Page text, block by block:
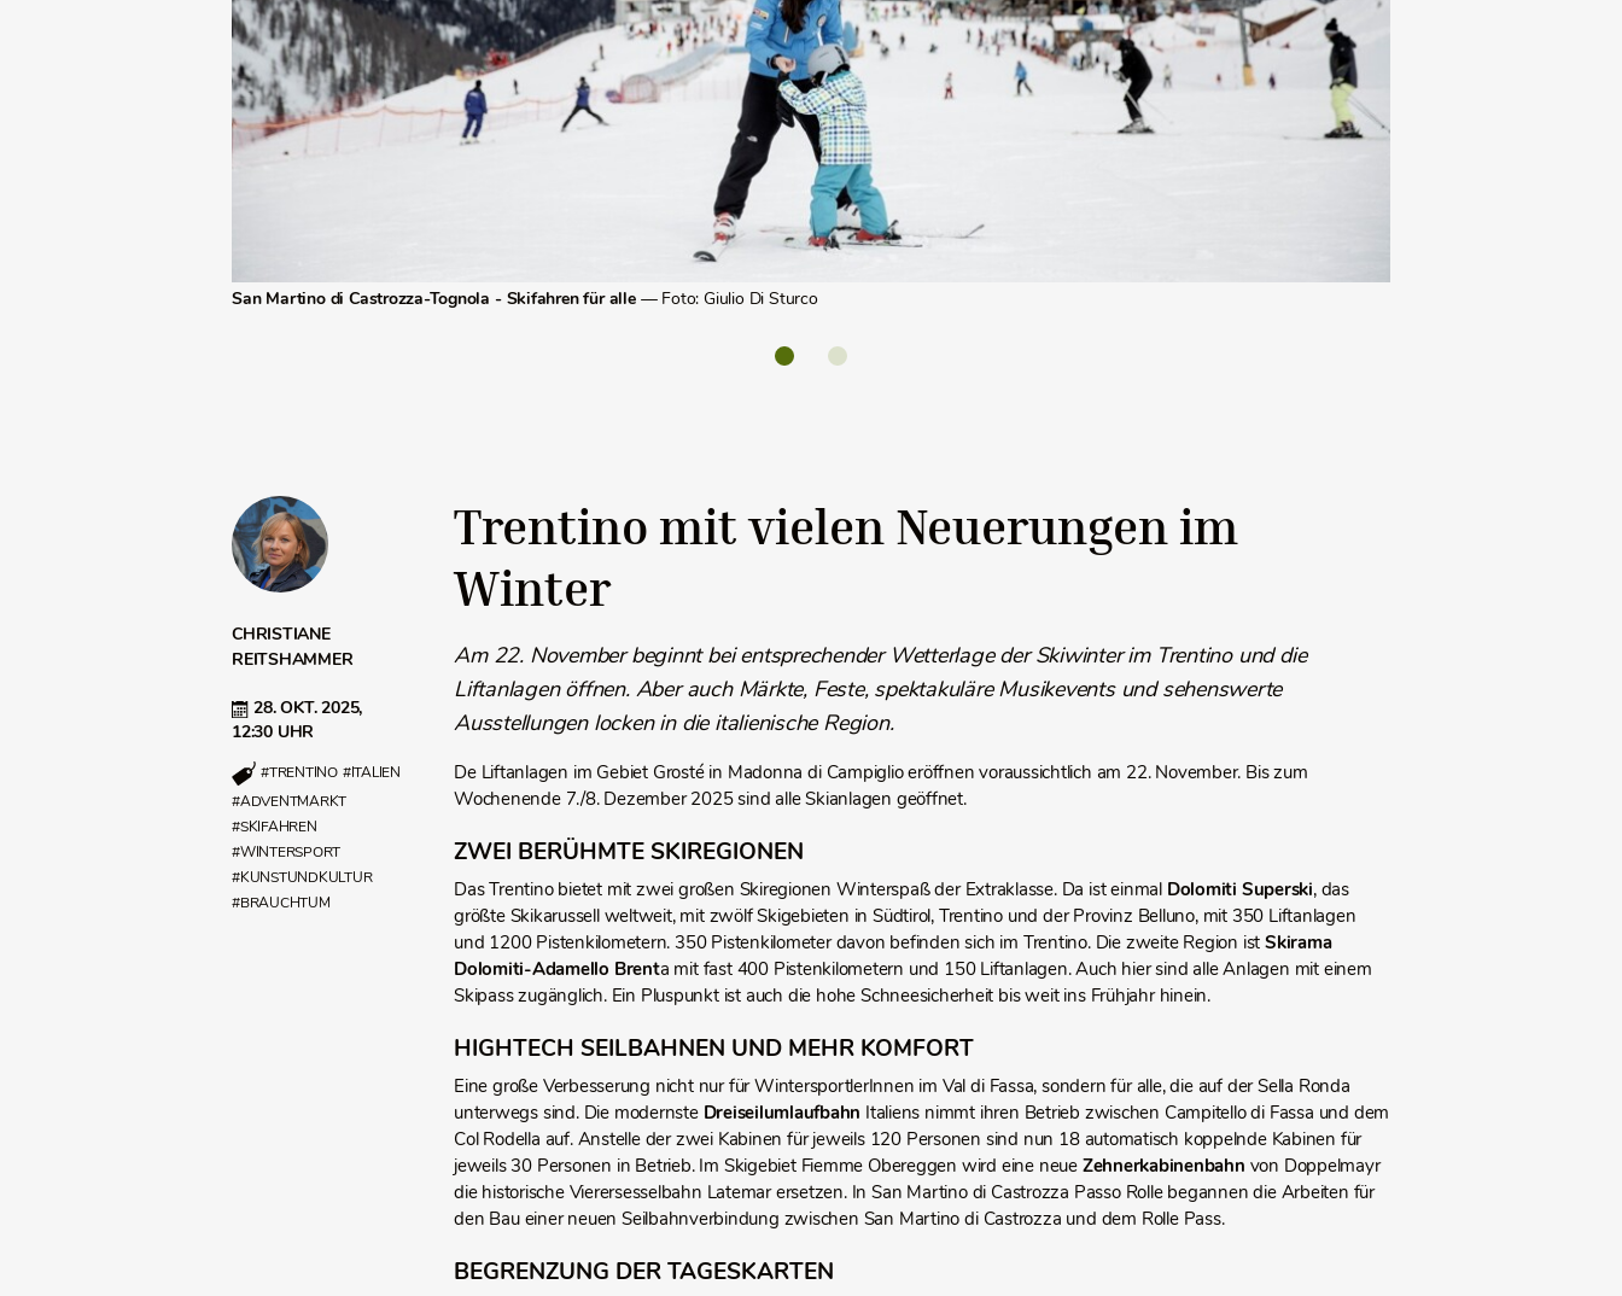
San Martino di Castrozza-Tognola - Skifahren für alle— Foto: Giulio Di Sturco
CHRISTIANE
REITSHAMMER
28. OKT. 2025,
12:30 UHR
#TRENTINO #ITALIEN
#ADVENTMARKT
#SKIFAHREN
#WINTERSPORT
#KUNSTUNDKULTUR
#BRAUCHTUM
Trentino mit vielen Neuerungen im
Winter
Am 22. November beginnt bei entsprechender Wetterlage der Skiwinter im Trentino und die
Liftanlagen öffnen. Aber auch Märkte, Feste, spektakuläre Musikevents und sehenswerte
Ausstellungen locken in die italienische Region.
De Liftanlagen im Gebiet Grosté in Madonna di Campiglio eröffnen voraussichtlich am 22. November. Bis zum
Wochenende 7./8. Dezember 2025 sind alle Skianlagen geöffnet.
ZWEI BERÜHMTE SKIREGIONEN
Das Trentino bietet mit zwei großen Skiregionen Winterspaß der Extraklasse. Da ist einmal Dolomiti Superski, das
größte Skikarussell weltweit, mit zwölf Skigebieten in Südtirol, Trentino und der Provinz Belluno, mit 350 Liftanlagen
und 1200 Pistenkilometern. 350 Pistenkilometer davon befinden sich im Trentino. Die zweite Region ist Skirama
Dolomiti-Adamello Brenta mit fast 400 Pistenkilometern und 150 Liftanlagen. Auch hier sind alle Anlagen mit einem
Skipass zugänglich. Ein Pluspunkt ist auch die hohe Schneesicherheit bis weit ins Frühjahr hinein.
HIGHTECH SEILBAHNEN UND MEHR KOMFORT
Eine große Verbesserung nicht nur für WintersportlerInnen im Val di Fassa, sondern für alle, die auf der Sella Ronda
unterwegs sind. Die modernste Dreiseilumlaufbahn Italiens nimmt ihren Betrieb zwischen Campitello di Fassa und dem
Col Rodella auf. Anstelle der zwei Kabinen für jeweils 120 Personen sind nun 18 automatisch koppelnde Kabinen für
jeweils 30 Personen in Betrieb. Im Skigebiet Fiemme Obereggen wird eine neue Zehnerkabinenbahn von Doppelmayr
die historische Vierersesselbahn Latemar ersetzen. In San Martino di Castrozza Passo Rolle begannen die Arbeiten für
den Bau einer neuen Seilbahnverbindung zwischen San Martino di Castrozza und dem Rolle Pass.
BEGRENZUNG DER TAGESKARTEN